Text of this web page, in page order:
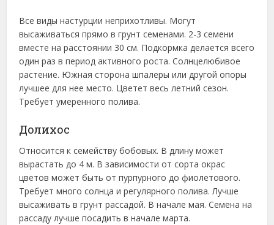
Все виды настурции неприхотливы. Могут
высаживаться прямо в грунт семенами. 2-3 семени
вместе на расстоянии 30 см. Подкормка делается всего
один раз в период активного роста. Солнцелюбивое
растение. Южная сторона шпалеры или другой опоры
лучшее для нее место. Цветет весь летний сезон.
Требует умеренного полива.
Долихос
Относится к семейству бобовых. В длину может
вырастать до 4 м. В зависимости от сорта окрас
цветов может быть от пурпурного до фиолетового.
Требует много солнца и регулярного полива. Лучше
высаживать в грунт рассадой. В начале мая. Семена на
рассаду лучше посадить в начале марта.